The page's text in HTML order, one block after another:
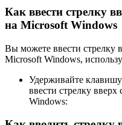
Как ввести стрелку
на Microsoft Windows
Вы можете ввести стрелку
Microsoft Windows,
Удерживайте
ввести стрелку
Windows: